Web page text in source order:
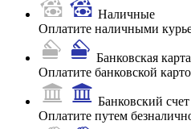
Наличные
Оплатите наличными
Банковская карта
Оплатите банковской
Банковский счет
Оплатите путем